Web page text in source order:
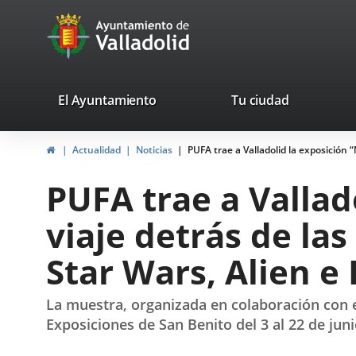
Portal
Web
Ayuntamiento
de
valladolid.es
El Ayuntamiento Tu ciudad
HomeActualidad Noticias PUFA trae a Valladolid la exposición
PUFA trae a
viaje detrás de
Star Wars, Alien e
La muestra, organizada en colaboración
Exposiciones de San Benito del 3 al 22 de